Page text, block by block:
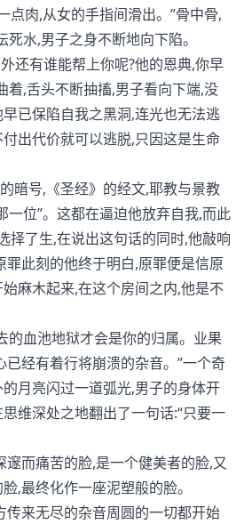
点肉,从女的手指间滑出。”骨中骨,
死水,男子之身不断地向下陷。
还有谁能帮上你呢?他的恩典,你早
着,舌头不断抽搐,男子看向下端,没
已保陷自我之黑洞,连光也无法逃
出代价就可以逃脱,只因这是生命
暗号,《圣经》的经文,耶教与景教
一位”。这都在逼迫他放弃自我,而此
择了生,在说出这句话的同时,他敲响
罪此刻的他终于明白,原罪便是信原
麻木起来,在这个房间之内,他是不
的血池地狱才会是你的归属。业果
已经有着行将崩溃的杂音。”一个奇
月亮闪过一道弧光,男子的身体开
维深处之地翻出了一句话:“只要一
邃而痛苦的脸,是一个健美者的脸,又
,最终化作一座泥塑般的脸。
传来无尽的杂音周圆的一切都开始